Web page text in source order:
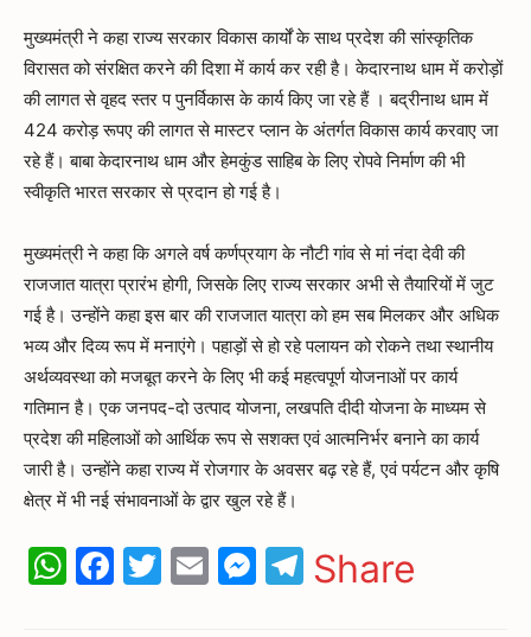
मुख्यमंत्री ने कहा राज्य सरकार विकास कार्यों के साथ प्रदेश की सांस्कृतिक
विरासत को संरक्षित करने की दिशा में कार्य कर रही है। केदारनाथ धाम में करोड़ों
की लागत से वृहद स्तर प पुनर्विकास के कार्य किए जा रहे हैं । बद्रीनाथ धाम में
424 करोड़ रूपए की लागत से मास्टर प्लान के अंतर्गत विकास कार्य करवाए जा
रहे हैं। बाबा केदारनाथ धाम और हेमकुंड साहिब के लिए रोपवे निर्माण की भी
स्वीकृति भारत सरकार से प्रदान हो गई है।
मुख्यमंत्री ने कहा कि अगले वर्ष कर्णप्रयाग के नौटी गांव से मां नंदा देवी की
राजजात यात्रा प्रारंभ होगी, जिसके लिए राज्य सरकार अभी से तैयारियों में जुट
गई है। उन्होंने कहा इस बार की राजजात यात्रा को हम सब मिलकर और अधिक
भव्य और दिव्य रूप में मनाएंगे। पहाड़ों से हो रहे पलायन को रोकने तथा स्थानीय
अर्थव्यवस्था को मजबूत करने के लिए भी कई महत्वपूर्ण योजनाओं पर कार्य
गतिमान है। एक जनपद-दो उत्पाद योजना, लखपति दीदी योजना के माध्यम से
प्रदेश की महिलाओं को आर्थिक रूप से सशक्त एवं आत्मनिर्भर बनाने का कार्य
जारी है। उन्होंने कहा राज्य में रोजगार के अवसर बढ़ रहे हैं, एवं पर्यटन और कृषि
क्षेत्र में भी नई संभावनाओं के द्वार खुल रहे हैं।
WhatsApp
Facebook
Twitter
EmailMessenger
Telegram
Share